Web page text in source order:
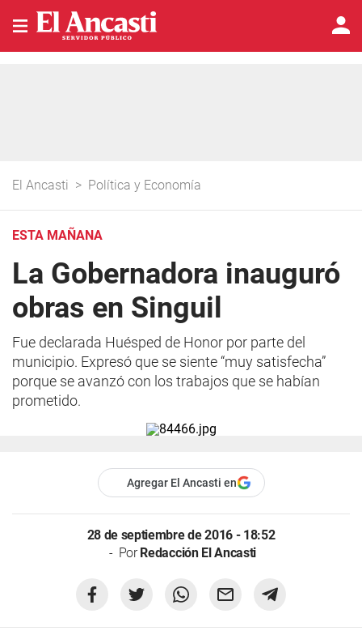
El Ancasti > Política y Economía
ESTA MAÑANA
La Gobernadora inauguró
obras en Singuil
Fue declarada Huésped de Honor por parte del
municipio. Expresó que se siente “muy satisfecha”
porque se avanzó con los trabajos que se habían
prometido.
Agregar El Ancasti en
28 de septiembre de 2016 - 18:52
PorRedacción El Ancasti